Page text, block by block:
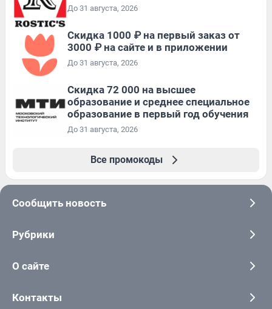
До 31 августа, 2026
Скидка 1000 ₽ на первый заказ от
3000 ₽ на сайте и в приложении
До 31 августа, 2026
Скидка 72 000 на высшее
образование и среднее специальное
образование в первый год обучения
До 31 августа, 2026
Все промокоды
Сообщить новость
Рубрики
О сайте
Контакты